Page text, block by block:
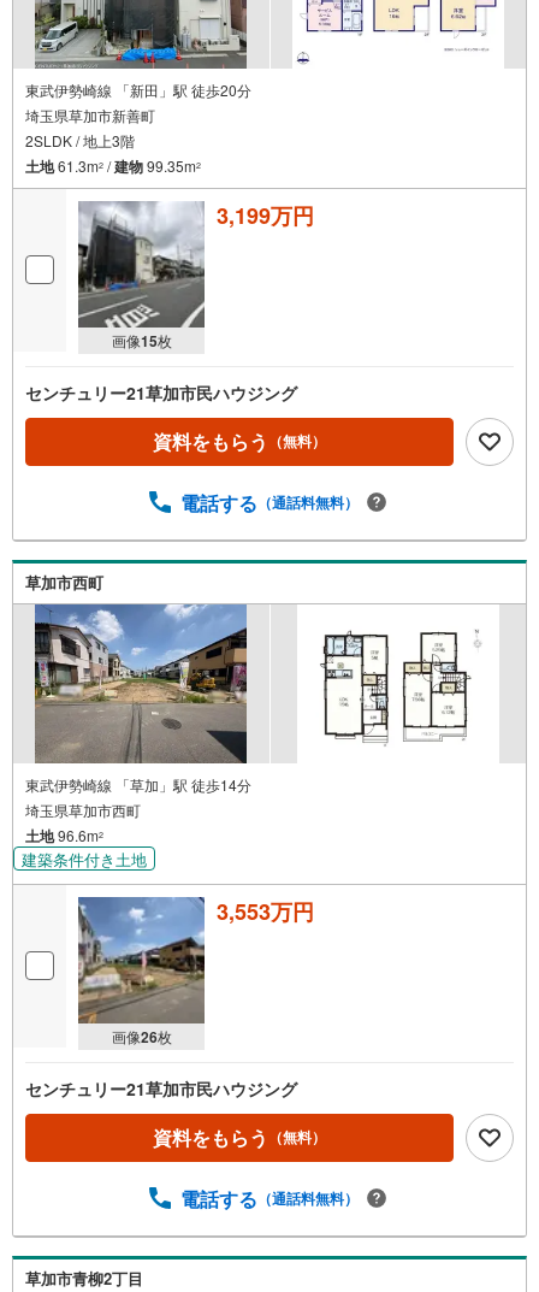
東武伊勢崎線 「新田」駅 徒歩20分
埼玉県草加市新善町
2SLDK / 地上3階
土地61.3m2 /建物99.35m2
画像15枚
3,199万円
センチュリー21草加市民ハウジング
資料をもらう （無料）
電話する （通話料無料）
草加市西町
東武伊勢崎線 「草加」駅 徒歩14分
埼玉県草加市西町
土地96.6m2
建築条件付き土地
画像26枚
3,553万円
センチュリー21草加市民ハウジング
資料をもらう （無料）
電話する （通話料無料）
草加市青柳2丁目